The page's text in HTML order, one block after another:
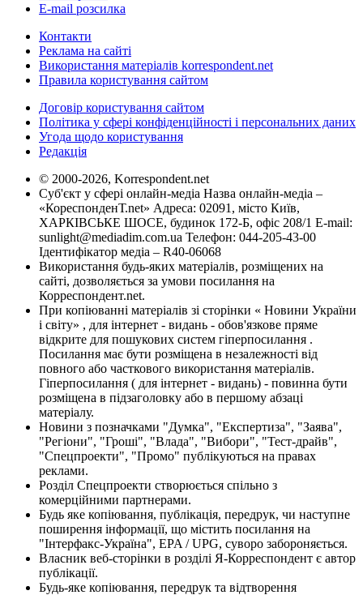
E-mail розсилка
Контакти
Реклама на сайті
Використання матеріалів korrespondent.net
Правила користування сайтом
Договір користування сайтом
Політика у сфері конфіденційності і персональних даних
Угода щодо користування
Редакція
© 2000-2026, Korrespondent.net
Суб'єкт у сфері онлайн-медіа Назва онлайн-медіа –
«КореспонденТ.net» Адреса: 02091, місто Київ,
ХАРКІВСЬКЕ ШОСЕ, будинок 172-Б, офіс 208/1 E-mail:
sunlight@mediadim.com.ua Телефон: 044-205-43-00
Ідентифікатор медіа – R40-06068
Використання будь-яких матеріалів, розміщених на
сайті, дозволяється за умови посилання на
Корреспондент.net.
При копіюванні матеріалів зі сторінки « Новини України
і світу» , для інтернет - видань - обов'язкове пряме
відкрите для пошукових систем гіперпосилання .
Посилання має бути розміщена в незалежності від
повного або часткового використання матеріалів.
Гіперпосилання ( для інтернет - видань) - повинна бути
розміщена в підзаголовку або в першому абзаці
матеріалу.
Новини з позначками "Думка", "Експертиза", "Заява",
"Регіони", "Гроші", "Влада", "Вибори", "Тест-драйв",
"Спецпроекти", "Промо" публікуються на правах
реклами.
Розділ Спецпроекти створюється спільно з
комерційними партнерами.
Будь яке копіювання, публікація, передрук, чи наступне
поширення інформації, що містить посилання на
"Інтерфакс-Україна", EPA / UPG, суворо забороняється.
Власник веб-сторінки в розділі Я-Корреспондент є автор
публікації.
Будь-яке копіювання, передрук та відтворення